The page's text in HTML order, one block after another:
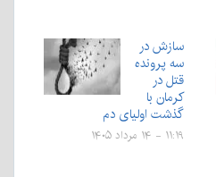
سازش در
سه پرونده
قتل در
کرمان با
گذشت اولیای دم
۱۱:۱۹ - ۱۴ مرداد ۱۴۰۵